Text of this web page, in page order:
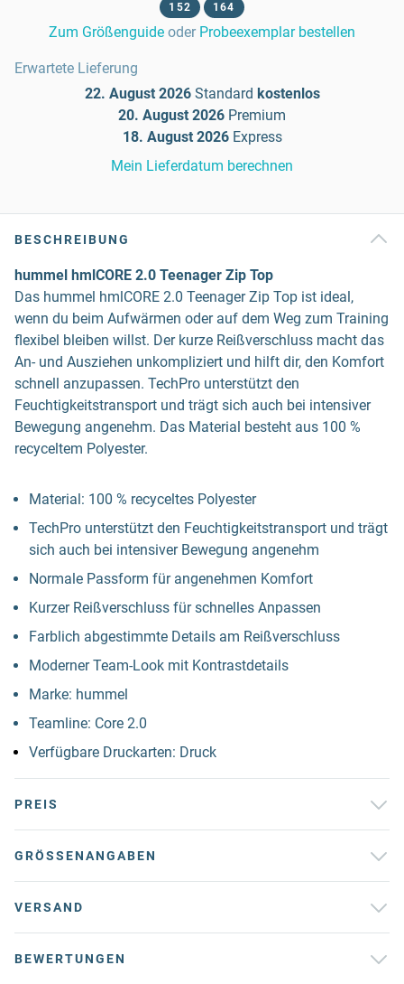
152 164
Zum Größenguide oder Probeexemplar bestellen
Erwartete Lieferung
22. August 2026 Standard kostenlos
20. August 2026 Premium
18. August 2026 Express
Mein Lieferdatum berechnen
BESCHREIBUNG
hummel hmlCORE 2.0 Teenager Zip Top
Das hummel hmlCORE 2.0 Teenager Zip Top ist ideal,
wenn du beim Aufwärmen oder auf dem Weg zum Training
flexibel bleiben willst. Der kurze Reißverschluss macht das
An- und Ausziehen unkompliziert und hilft dir, den Komfort
schnell anzupassen. TechPro unterstützt den
Feuchtigkeitstransport und trägt sich auch bei intensiver
Bewegung angenehm. Das Material besteht aus 100 %
recyceltem Polyester.
Material: 100 % recyceltes Polyester
TechPro unterstützt den Feuchtigkeitstransport und trägt
sich auch bei intensiver Bewegung angenehm
Normale Passform für angenehmen Komfort
Kurzer Reißverschluss für schnelles Anpassen
Farblich abgestimmte Details am Reißverschluss
Moderner Team-Look mit Kontrastdetails
Marke: hummel
Teamline: Core 2.0
Verfügbare Druckarten: Druck
PREIS
GRÖSSENANGABEN
VERSAND
BEWERTUNGEN